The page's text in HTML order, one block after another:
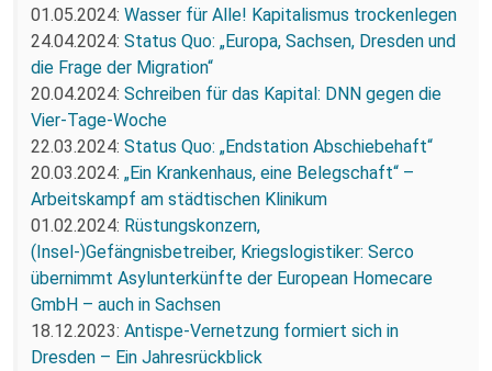
01.05.2024: Wasser für Alle! Kapitalismus trockenlegen
24.04.2024: Status Quo: „Europa, Sachsen, Dresden und
die Frage der Migration“
20.04.2024: Schreiben für das Kapital: DNN gegen die
Vier-Tage-Woche
22.03.2024: Status Quo: „Endstation Abschiebehaft“
20.03.2024: „Ein Krankenhaus, eine Belegschaft“ –
Arbeitskampf am städtischen Klinikum
01.02.2024: Rüstungskonzern,
(Insel-)Gefängnisbetreiber, Kriegslogistiker: Serco
übernimmt Asylunterkünfte der European Homecare
GmbH – auch in Sachsen
18.12.2023: Antispe-Vernetzung formiert sich in
Dresden – Ein Jahresrückblick